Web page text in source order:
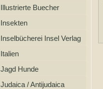
Illustrierte Buecher
Insekten
Inselbücherei Insel Verlag
Italien
Jagd Hunde
Judaica / Antijudaica